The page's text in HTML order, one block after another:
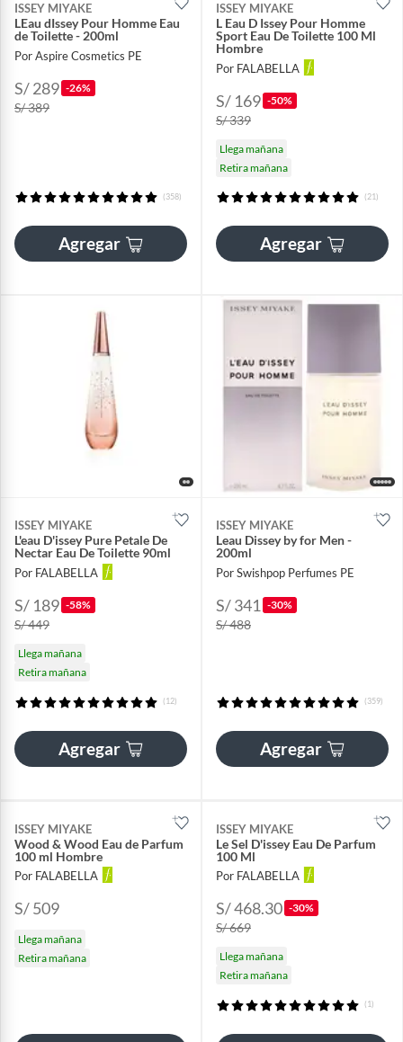
ISSEY MIYAKE
LEau dIssey Pour Homme Eau
de Toilette - 200ml
Por Aspire Cosmetics PE
S/ 289 -26%
S/ 389
(358)
Agregar
ISSEY MIYAKE
L Eau D Issey Pour Homme
Sport Eau De Toilette 100 Ml
Hombre
Por FALABELLA
S/ 169 -50%
S/ 339
Llega mañana
Retira mañana
(21)
Agregar
ISSEY MIYAKE
L'eau D'issey Pure Petale De
Nectar Eau De Toilette 90ml
Por FALABELLA
S/ 189 -58%
S/ 449
Llega mañana
Retira mañana
(12)
Agregar
ISSEY MIYAKE
Leau Dissey by for Men -
200ml
Por Swishpop Perfumes PE
S/ 341 -30%
S/ 488
(359)
Agregar
ISSEY MIYAKE
Wood & Wood Eau de Parfum
100 ml Hombre
Por FALABELLA
S/ 509
Llega mañana
Retira mañana
ISSEY MIYAKE
Le Sel D'issey Eau De Parfum
100 Ml
Por FALABELLA
S/ 468.30 -30%
S/ 669
Llega mañana
Retira mañana
(1)